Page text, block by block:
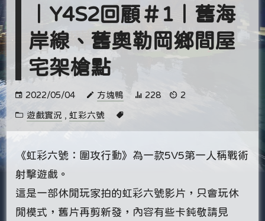
｜Y4S2回顧＃1｜舊海
岸線、舊奧勒岡鄉間屋
宅架槍點
2022/05/04 方塊鴨 228 2
遊戲實況 , 虹彩六號
《虹彩六號：圍攻行動》為一款5V5第一人稱戰術
射擊遊戲。
這是一部休閒玩家拍的虹彩六號影片，只會玩休
閒模式，舊片再剪新發，內容有些卡鈍敬請見